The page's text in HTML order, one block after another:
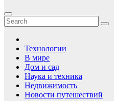
Технологии
В мире
Дом и сад
Наука и техника
Недвижимость
Новости путешествий